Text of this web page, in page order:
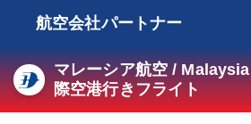
航空会社パートナー
マレーシア航空 /
際空港行きフライト